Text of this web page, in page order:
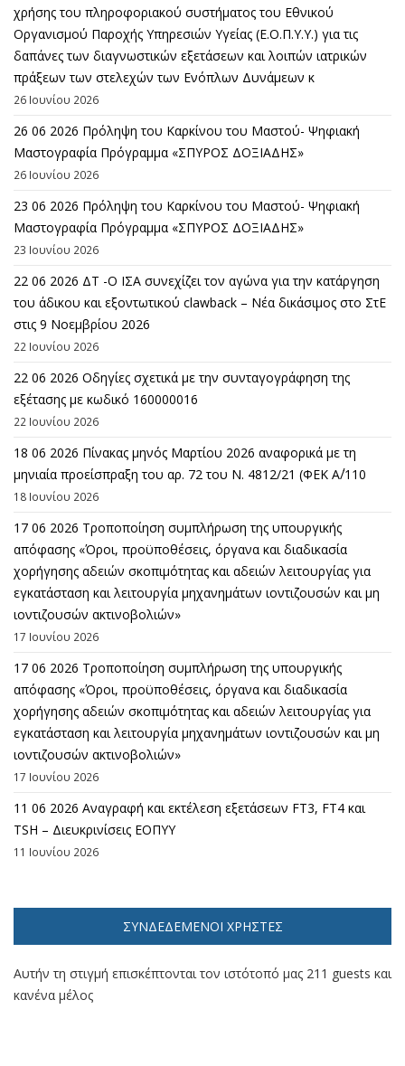
χρήσης του πληροφοριακού συστήματος του Εθνικού
Οργανισμού Παροχής Υπηρεσιών Υγείας (Ε.Ο.Π.Υ.Υ.) για τις
δαπάνες των διαγνωστικών εξετάσεων και λοιπών ιατρικών
πράξεων των στελεχών των Ενόπλων Δυνάμεων κ
26 Ιουνίου 2026
26 06 2026 Πρόληψη του Καρκίνου του Μαστού- Ψηφιακή
Μαστογραφία Πρόγραμμα «ΣΠΥΡΟΣ ΔΟΞΙΑΔΗΣ»
26 Ιουνίου 2026
23 06 2026 Πρόληψη του Καρκίνου του Μαστού- Ψηφιακή
Μαστογραφία Πρόγραμμα «ΣΠΥΡΟΣ ΔΟΞΙΑΔΗΣ»
23 Ιουνίου 2026
22 06 2026 ΔΤ -Ο ΙΣΑ συνεχίζει τον αγώνα για την κατάργηση
του άδικου και εξοντωτικού clawback – Νέα δικάσιμος στο ΣτΕ
στις 9 Νοεμβρίου 2026
22 Ιουνίου 2026
22 06 2026 Οδηγίες σχετικά με την συνταγογράφηση της
εξέτασης με κωδικό 160000016
22 Ιουνίου 2026
18 06 2026 Πίνακας μηνός Μαρτίου 2026 αναφορικά με τη
μηνιαία προείσπραξη του αρ. 72 του Ν. 4812/21 (ΦΕΚ Α΄/110
18 Ιουνίου 2026
17 06 2026 Τροποποίηση συμπλήρωση της υπουργικής
απόφασης «Όροι, προϋποθέσεις, όργανα και διαδικασία
χορήγησης αδειών σκοπιμότητας και αδειών λειτουργίας για
εγκατάσταση και λειτουργία μηχανημάτων ιοντιζουσών και μη
ιοντιζουσών ακτινοβολιών»
17 Ιουνίου 2026
17 06 2026 Τροποποίηση συμπλήρωση της υπουργικής
απόφασης «Όροι, προϋποθέσεις, όργανα και διαδικασία
χορήγησης αδειών σκοπιμότητας και αδειών λειτουργίας για
εγκατάσταση και λειτουργία μηχανημάτων ιοντιζουσών και μη
ιοντιζουσών ακτινοβολιών»
17 Ιουνίου 2026
11 06 2026 Αναγραφή και εκτέλεση εξετάσεων FT3, FT4 και
TSH – Διευκρινίσεις ΕΟΠΥΥ
11 Ιουνίου 2026
ΣΥΝΔΕΔΕΜΈΝΟΙ ΧΡΉΣΤΕΣ
Αυτήν τη στιγμή επισκέπτονται τον ιστότοπό μας 211 guests και
κανένα μέλος